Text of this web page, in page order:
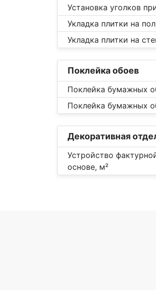
Установка уголков
Укладка плитки на
Укладка плитки на
Поклейка обоев
Поклейка бумажных
Поклейка бумажных
Декоративная
Устройство
основе, м²